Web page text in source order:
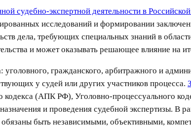
судебно-экспертной деятельности в
исследований и формировании
дела, требующих специальных знаний в
и может оказывать решающее влияние на
гражданского, арбитражного и
у судей или других участников процесса.
(АПК РФ), Уголовно-процессуального
и проведения судебной экспертизы. В
быть независимыми, объективными,